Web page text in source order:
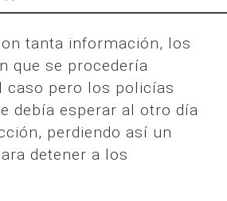
tanta información, los
que se procedería
caso pero los policías
debía esperar al otro día
perdiendo así un
detener a los